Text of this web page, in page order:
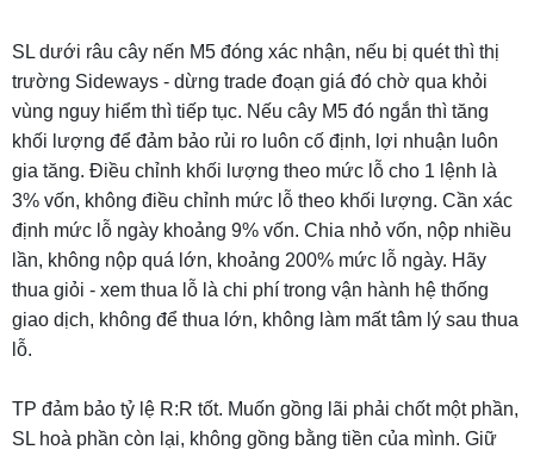
SL dưới râu cây nến M5 đóng xác nhận, nếu bị quét thì thị
trường Sideways - dừng trade đoạn giá đó chờ qua khỏi
vùng nguy hiểm thì tiếp tục. Nếu cây M5 đó ngắn thì tăng
khối lượng để đảm bảo rủi ro luôn cố định, lợi nhuận luôn
gia tăng. Điều chỉnh khối lượng theo mức lỗ cho 1 lệnh là
3% vốn, không điều chỉnh mức lỗ theo khối lượng. Cần xác
định mức lỗ ngày khoảng 9% vốn. Chia nhỏ vốn, nộp nhiều
lần, không nộp quá lớn, khoảng 200% mức lỗ ngày. Hãy
thua giỏi - xem thua lỗ là chi phí trong vận hành hệ thống
giao dịch, không để thua lớn, không làm mất tâm lý sau thua
lỗ.
TP đảm bảo tỷ lệ R:R tốt. Muốn gồng lãi phải chốt một phần,
SL hoà phần còn lại, không gồng bằng tiền của mình. Giữ